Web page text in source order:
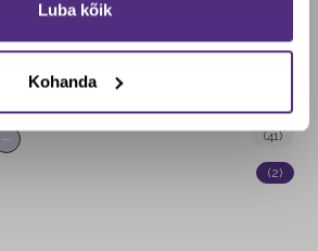
Luba kõik
Kohanda
− (41)
(2)